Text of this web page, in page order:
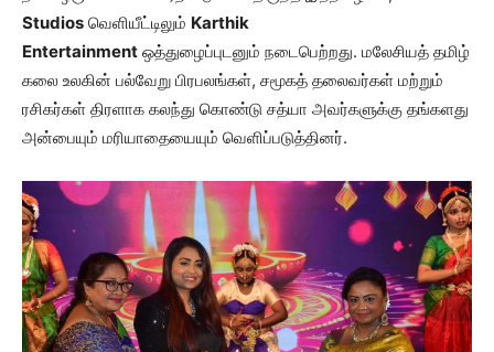
Studios வெளியீட்டிலும் Karthik
Entertainment ஒத்துழைப்புடனும் நடைபெற்றது. மலேசியத் தமிழ்
கலை உலகின் பல்வேறு பிரபலங்கள், சமூகத் தலைவர்கள் மற்றும்
ரசிகர்கள் திரளாக கலந்து கொண்டு சத்யா அவர்களுக்கு தங்களது
அன்பையும் மரியாதையையும் வெளிப்படுத்தினர்.